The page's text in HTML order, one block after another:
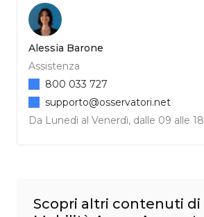
Alessia Barone
Assistenza
Da Lunedì al Venerdì, dalle 09 alle 18
800 033 727
supporto@osservatori.net
Scopri altri contenuti di